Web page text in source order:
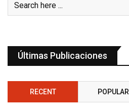
Últimas Publicaciones
RECENT POPULAR